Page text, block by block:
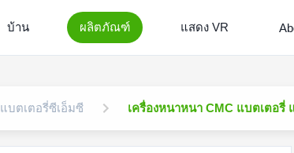
บ้าน ผลิตภัณฑ์ แสดง VR
แบตเตอรี่ซีเอ็มซี เครื่องหนาหนา CMC แบตเตอ